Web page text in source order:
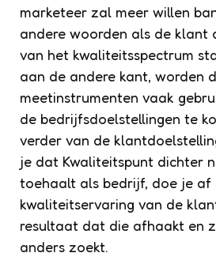
marketeer zal meer willen
andere woorden als de klant
van het kwaliteitsspectrum
aan de andere kant, worden
meetinstrumenten vaak
de bedrijfsdoelstellingen te
verder van de
je dat Kwaliteitspunt dichter
toehaalt als bedrijf, doe je af
kwaliteitservaring van de
resultaat dat die afhaakt en
anders zoekt.